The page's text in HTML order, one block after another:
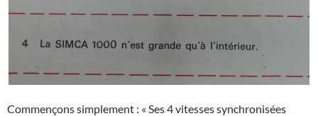
Commençons simplement : « Ses 4 vitesses synchronisées